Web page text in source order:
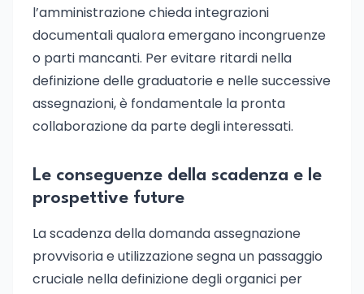
l’amministrazione chieda integrazioni
documentali qualora emergano incongruenze
o parti mancanti. Per evitare ritardi nella
definizione delle graduatorie e nelle successive
assegnazioni, è fondamentale la pronta
collaborazione da parte degli interessati.
Le conseguenze della scadenza e le
prospettive future
La scadenza della domanda assegnazione
provvisoria e utilizzazione segna un passaggio
cruciale nella definizione degli organici per